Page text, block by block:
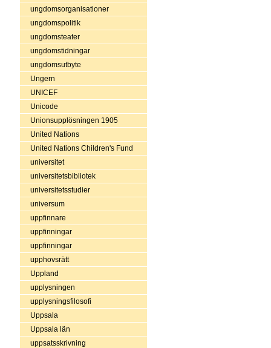
ungdomsorganisationer
ungdomspolitik
ungdomsteater
ungdomstidningar
ungdomsutbyte
Ungern
UNICEF
Unicode
Unionsupplösningen 1905
United Nations
United Nations Children's Fund
universitet
universitetsbibliotek
universitetsstudier
universum
uppfinnare
uppfinningar
uppfinningar
upphovsrätt
Uppland
upplysningen
upplysningsfilosofi
Uppsala
Uppsala län
uppsatsskrivning